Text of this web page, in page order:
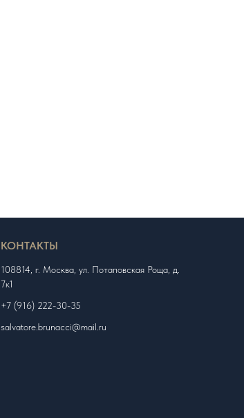
КОНТАКТЫ
108814, г. Москва, ул. Потаповская Роща, д.
7к1
+7 (916) 222-30-35
salvatore.brunacci@mail.ru